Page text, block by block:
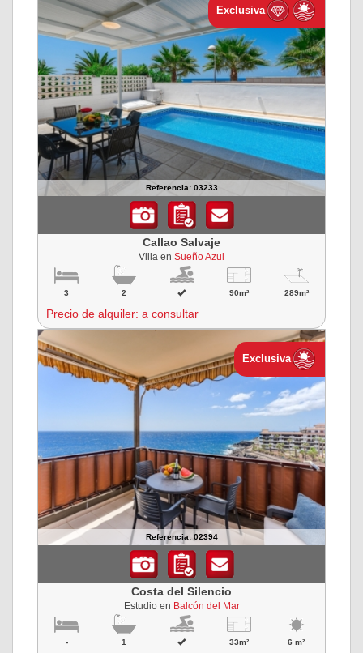
Exclusiva
Referencia: 03233
Callao Salvaje
Villa en Sueño Azul
3 2 90m² 289m²
Precio de alquiler: a consultar
Exclusiva
Referencia: 02394
Costa del Silencio
Estudio en Balcón del Mar
- 1 33m² 6 m²